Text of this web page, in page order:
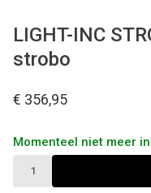
LIGHT-INC
strobo
€ 356,95
Momenteel niet meer